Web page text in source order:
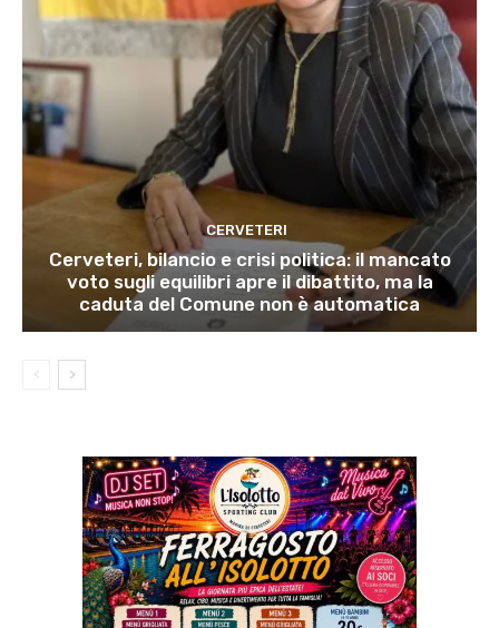
CERVETERI
Cerveteri, bilancio e crisi politica: il mancato
voto sugli equilibri apre il dibattito, ma la
caduta del Comune non è automatica